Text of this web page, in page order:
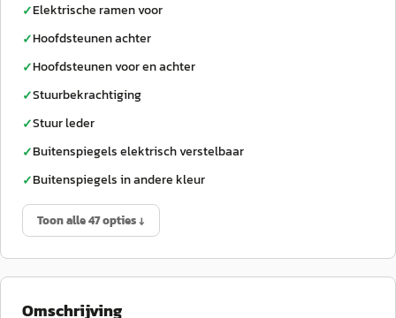
✓Elektrische ramen voor
✓Hoofdsteunen achter
✓Hoofdsteunen voor en achter
✓Stuurbekrachtiging
✓Stuur leder
✓Buitenspiegels elektrisch verstelbaar
✓Buitenspiegels in andere kleur
Toon alle 47 opties ↓
Omschrijving